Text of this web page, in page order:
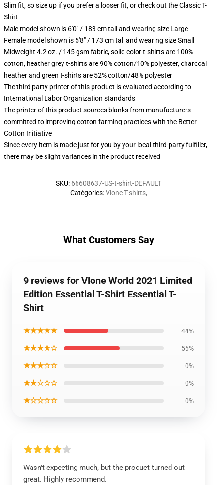
Slim fit, so size up if you prefer a looser fit, or check out the Classic T-
Shirt
Male model shown is 6'0" / 183 cm tall and wearing size Large
Female model shown is 5'8" / 173 cm tall and wearing size Small
Midweight 4.2 oz. / 145 gsm fabric, solid color t-shirts are 100%
cotton, heather grey t-shirts are 90% cotton/10% polyester, charcoal
heather and green t-shirts are 52% cotton/48% polyester
The third party printer of this product is evaluated according to
International Labor Organization standards
The printer of this product sources blanks from manufacturers
committed to improving cotton farming practices with the Better
Cotton Initiative
Since every item is made just for you by your local third-party fulfiller,
there may be slight variances in the product received
SKU: 66608637-US-t-shirt-DEFAULT
Catégories:Vlone T-shirts,
What Customers Say
9 reviews for Vlone World 2021 Limited
Edition Essential T-Shirt Essential T-
Shirt
★★★★★ 44%
★★★★☆ 56%
★★★☆☆ 0%
★★☆☆☆ 0%
★☆☆☆☆ 0%
Wasn't expecting much, but the product turned out
great. Highly recommend.